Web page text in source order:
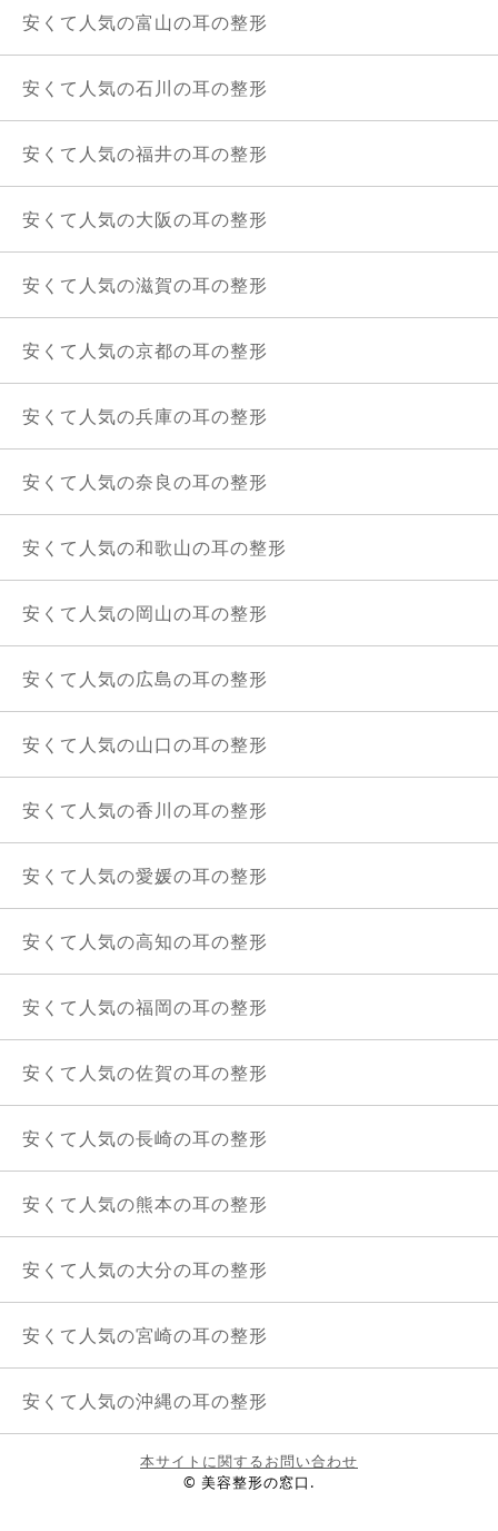
安くて人気の富山の耳の整形
安くて人気の石川の耳の整形
安くて人気の福井の耳の整形
安くて人気の大阪の耳の整形
安くて人気の滋賀の耳の整形
安くて人気の京都の耳の整形
安くて人気の兵庫の耳の整形
安くて人気の奈良の耳の整形
安くて人気の和歌山の耳の整形
安くて人気の岡山の耳の整形
安くて人気の広島の耳の整形
安くて人気の山口の耳の整形
安くて人気の香川の耳の整形
安くて人気の愛媛の耳の整形
安くて人気の高知の耳の整形
安くて人気の福岡の耳の整形
安くて人気の佐賀の耳の整形
安くて人気の長崎の耳の整形
安くて人気の熊本の耳の整形
安くて人気の大分の耳の整形
安くて人気の宮崎の耳の整形
安くて人気の沖縄の耳の整形
本サイトに関するお問い合わせ
© 美容整形の窓口.